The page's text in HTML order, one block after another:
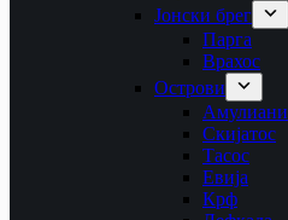
Јонски брег
Парга
Врахос
Острови
Амулиани
Скијатос
Тасос
Евија
Крф